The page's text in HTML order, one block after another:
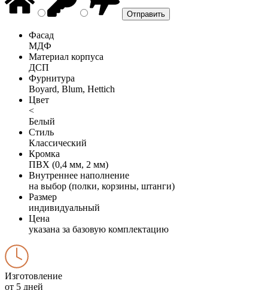
Фасад
МДФ
Материал корпуса
ДСП
Фурнитура
Boyard, Blum, Hettich
Цвет
<
Белый
Стиль
Классический
Кромка
ПВХ (0,4 мм, 2 мм)
Внутреннее наполнение
на выбор (полки, корзины, штанги)
Размер
индивидуальный
Цена
указана за базовую комплектацию
Изготовление
от 5 дней